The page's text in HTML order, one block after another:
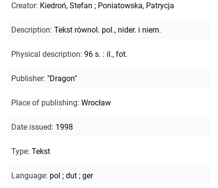
Creator: Kiedroń, Stefan ; Poniatowska, Patrycja
Description: Tekst równol. pol., nider. i niem.
Physical description: 96 s. : il., fot.
Publisher: "Dragon"
Place of publishing: Wrocław
Date issued: 1998
Type: Tekst
Language: pol ; dut ; ger